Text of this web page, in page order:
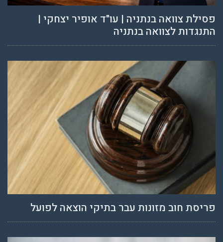
פסילת צוואה בנתניה | עו"ד אופיר יצחקי |
התנגדות לצוואה בנתניה
פריסת חוב מזונות עבר בתיקי הוצאה לפועל